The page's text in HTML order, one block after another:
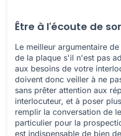
Être à l'écoute de
Le meilleur argumentaire
de la plaque s'il n'est pas
aux besoins de votre
doivent donc veiller à ne
sans prêter attention aux
interlocuteur, et à poser
remplir la conversation de
particulier pour la
est indispensable de bien